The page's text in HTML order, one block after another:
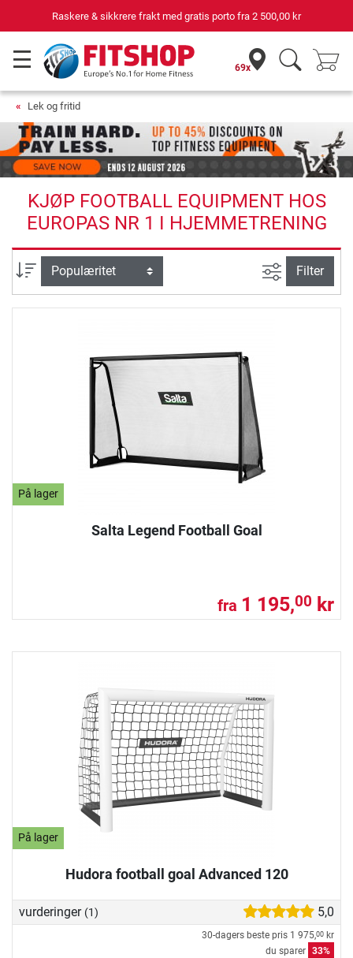
Raskere & sikkrere frakt med gratis porto fra 2 500,00 kr
69x
Lek og fritid
KJØP FOOTBALL EQUIPMENT HOS
EUROPAS NR 1 I HJEMMETRENING
sortering Avansert søk
Filter
På lager
Salta Legend Football Goal
fra 1 195,00 kr
På lager
Hudora football goal Advanced 120
vurderinger (1) 5,0
30-dagers beste pris 1 975,00 kr
du sparer 33%